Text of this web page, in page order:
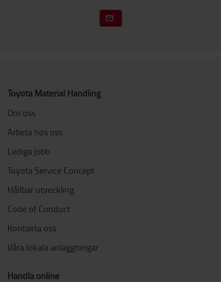
Toyota Material Handling
Om oss
Arbeta hos oss
Lediga jobb
Toyota Service Concept
Hållbar utveckling
Code of Conduct
Kontakta oss
Våra lokala anläggningar
Handla online